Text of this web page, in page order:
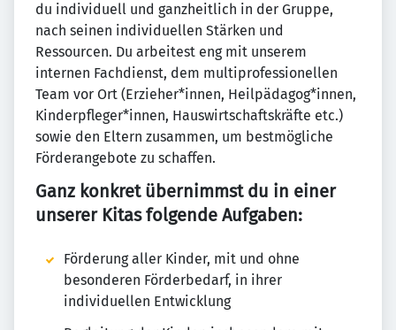
du individuell und ganzheitlich in der Gruppe,
nach seinen individuellen Stärken und
Ressourcen. Du arbeitest eng mit unserem
internen Fachdienst, dem multiprofessionellen
Team vor Ort (Erzieher*innen, Heilpädagog*innen,
Kinderpfleger*innen, Hauswirtschaftskräfte etc.)
sowie den Eltern zusammen, um bestmögliche
Förderangebote zu schaffen.
Ganz konkret übernimmst du in einer
unserer Kitas folgende Aufgaben:
Förderung aller Kinder, mit und ohne
besonderen Förderbedarf, in ihrer
individuellen Entwicklung